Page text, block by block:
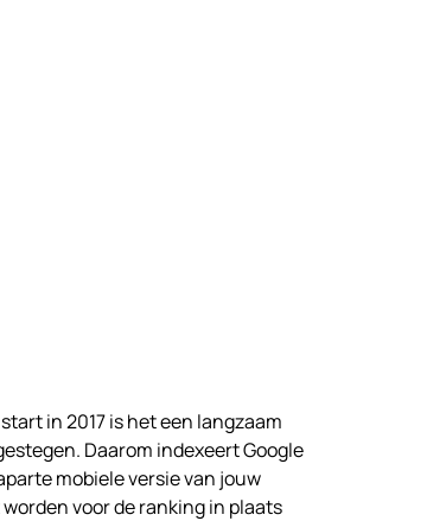
in 2017 is het een langzaam
Daarom indexeert Google
mobiele versie van jouw
voor de ranking in plaats